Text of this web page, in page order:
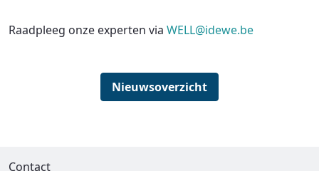
Raadpleeg onze experten via WELL@idewe.be
Nieuwsoverzicht
Contact